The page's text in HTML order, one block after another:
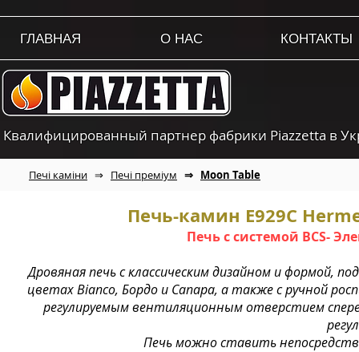
ГЛАВНАЯ О НАС КОНТАКТЫ
Квалифицированный партнер фабрики Piazzetta в
Печі каміни ⇒ Печі преміум ⇒ Moon Table
Печь-камин E929C
Печь с системой BCS-
Дровяная печь с классическим дизайном и формой,
цветах Bianco, Бордо и Canapa, а также с ручной
регулируемым вентиляционным отверстием
Печь можно ставить